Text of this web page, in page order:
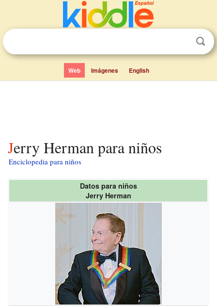
Web Imágenes English
Jerry Herman para niños
Enciclopedia para niños
Datos para niños
Jerry Herman